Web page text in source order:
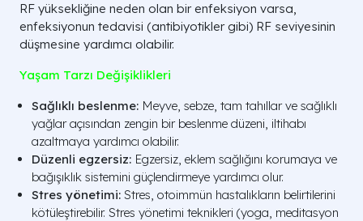
RF yüksekliğine neden olan bir enfeksiyon varsa,
enfeksiyonun tedavisi (antibiyotikler gibi) RF seviyesinin
düşmesine yardımcı olabilir.
Yaşam Tarzı Değişiklikleri
Sağlıklı beslenme: Meyve, sebze, tam tahıllar ve sağlıklı
yağlar açısından zengin bir beslenme düzeni, iltihabı
azaltmaya yardımcı olabilir.
Düzenli egzersiz: Egzersiz, eklem sağlığını korumaya ve
bağışıklık sistemini güçlendirmeye yardımcı olur.
Stres yönetimi: Stres, otoimmün hastalıkların belirtilerini
kötüleştirebilir. Stres yönetimi teknikleri (yoga, meditasyon